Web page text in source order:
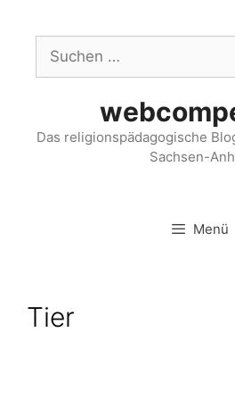
Das religionspädagogische
Sachsen-
Menü
Tier